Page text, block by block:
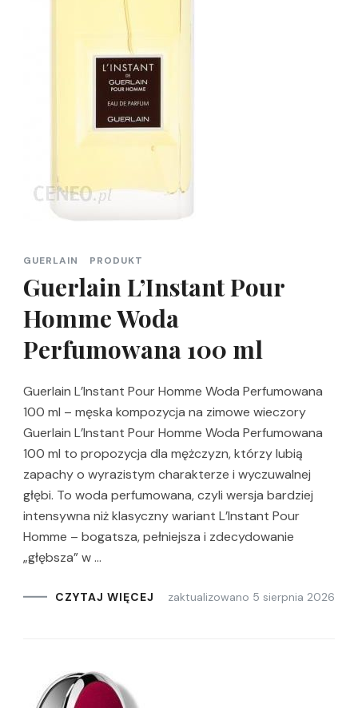
GUERLAIN PRODUKT
Guerlain L’Instant Pour
Homme Woda
Perfumowana 100 ml
Guerlain L’Instant Pour Homme Woda Perfumowana
100 ml – męska kompozycja na zimowe wieczory
Guerlain L’Instant Pour Homme Woda Perfumowana
100 ml to propozycja dla mężczyzn, którzy lubią
zapachy o wyrazistym charakterze i wyczuwalnej
głębi. To woda perfumowana, czyli wersja bardziej
intensywna niż klasyczny wariant L’Instant Pour
Homme – bogatsza, pełniejsza i zdecydowanie
„głębsza” w …
CZYTAJ WIĘCEJ zaktualizowano 5 sierpnia 2026